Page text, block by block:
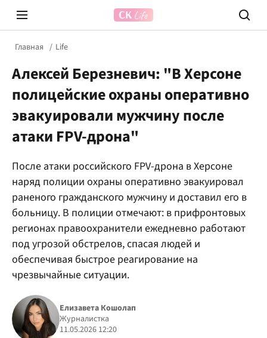
Главная Life
Алексей Березневич: "В Херсоне
полицейские охраны оперативно
эвакуировали мужчину после
атаки FPV-дрона"
После атаки российского FPV-дрона в Херсоне
наряд полиции охраны оперативно эвакуировал
раненого гражданского мужчину и доставил его в
больницу. В полиции отмечают: в прифронтовых
регионах правоохранители ежедневно работают
под угрозой обстрелов, спасая людей и
обеспечивая быстрое реагирование на
чрезвычайные ситуации.
Елизавета Кошолап
Журналистка
11.05.2026 12:20